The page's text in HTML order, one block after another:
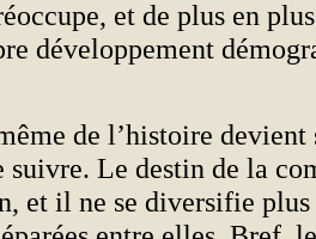
et de plus en
développement
de l’histoire devient
suivre. Le destin de la
et il ne se diversifie